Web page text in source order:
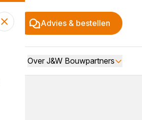
Advies & bestellen
Over J&W Bouwpartners